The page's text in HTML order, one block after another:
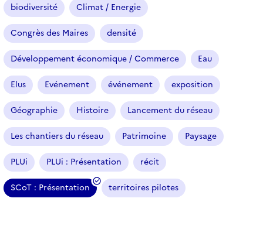
t
i
c
l
e
s
biodiversité Climat / Energie
Congrès des Maires densité
Développement économique / Commerce Eau
Elus Evénement événement exposition
Géographie Histoire Lancement du réseau
Les chantiers du réseau Patrimoine Paysage
PLUi PLUi : Présentation récit
SCoT : Présentation
(
territoires pilotes